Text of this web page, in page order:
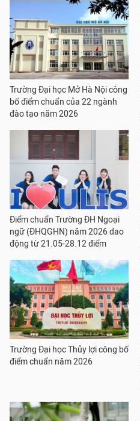
Trường Đại học Mở Hà Nội công
bố điểm chuẩn của 22 ngành
đào tạo năm 2026
Điểm chuẩn Trường ĐH Ngoại
ngữ (ĐHQGHN) năm 2026 dao
động từ 21.05-28.12 điểm
Trường Đại học Thủy lợi công bố
điểm chuẩn năm 2026